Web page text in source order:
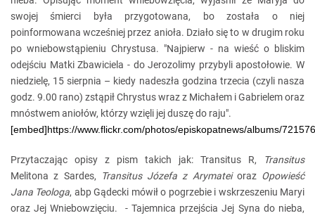
swojej śmierci była przygotowana, bo została o niej
poinformowana wcześniej przez anioła. Działo się to w drugim roku
po wniebowstąpieniu Chrystusa. "Najpierw - na wieść o bliskim
odejściu Matki Zbawiciela - do Jerozolimy przybyli apostołowie. W
niedzielę, 15 sierpnia – kiedy nadeszła godzina trzecia (czyli nasza
godz. 9.00 rano) zstąpił Chrystus wraz z Michałem i Gabrielem oraz
mnóstwem aniołów, którzy wzięli jej duszę do raju".
[embed]https://www.flickr.com/photos/episkopatnews/albums/
Przytaczając opisy z pism takich jak: Transitus R,
Transitus
Melitona z Sardes,
Transitus Józefa z Arymateioraz Opowieść
Jana Teologa, abp Gądecki mówił o pogrzebie i wskrzeszeniu Maryi
oraz Jej Wniebowzięciu. - Tajemnica przejścia Jej Syna do nieba,